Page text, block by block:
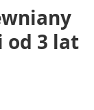
od 3 lat